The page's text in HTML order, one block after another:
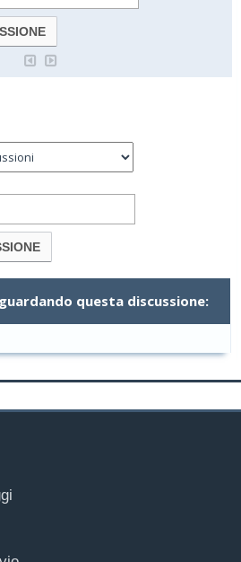
questa discussione: